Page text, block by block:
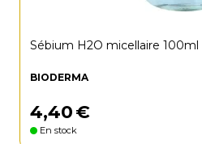
Sébium H2O micellaire 100ml
BIODERMA
4,40€
En stock